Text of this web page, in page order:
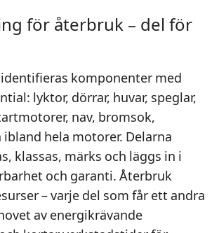
för återbruk – del för
komponenter med
lyktor, dörrar, huvar, speglar,
nav, bromsok,
hela motorer. Delarna
klassas, märks och läggs in i
och garanti. Återbruk
– varje del som får ett andra
av energikrävande